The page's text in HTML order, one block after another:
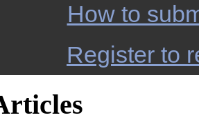
How to
Register to